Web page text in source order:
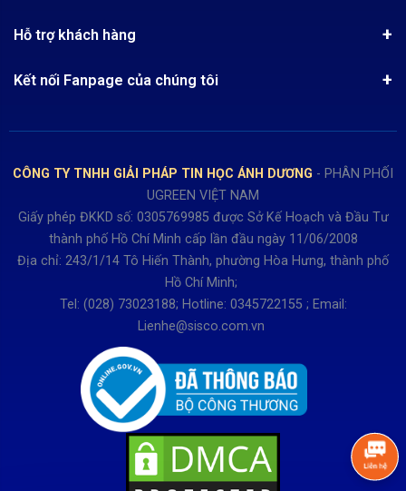
Tra cứu đơn hàng
Công nghệ - Sản phẩm mới
Review sản phẩm
Chính sách Hủy, Đổi, Trả hàng
Hướng dẫn đăng ký tài khoản
Hỗ trợ khách hàng
Điện thoai: (028)73023188
Thời gian làm việc từ Thứ 2- Thứ 7
Buổi chiều từ 13h15 đến 17h30
Thứ 7 làm đến 15h30 chiều.
Kết nối Fanpage của chúng tôi
CÔNG TY TNHH GIẢI PHÁP TIN HỌC ÁNH DƯƠNG - PHÂN PHỐI
UGREEN VIỆT NAM
Giấy phép ĐKKD số: 0305769985 được Sở Kế Hoạch và Đầu Tư
thành phố Hồ Chí Minh cấp lần đầu ngày 11/06/2008
Địa chỉ: 243/1/14 Tô Hiến Thành, phường Hòa Hưng, thành phố
Hồ Chí Minh;
Tel: (028) 73023188; Hotline: 0345722155 ; Email:
Lienhe@sisco.com.vn